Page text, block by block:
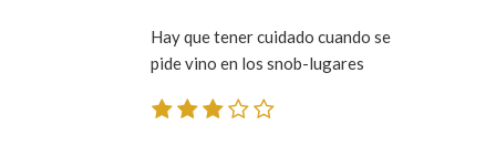
Hay que tener cuidado cuando se
pide vino en los snob-lugares